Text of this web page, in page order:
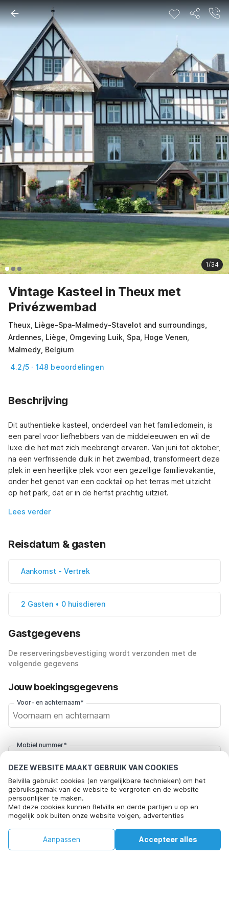
DEZE WEBSITE MAAKT GEBRUIK VAN COOKIES
Belvilla gebruikt cookies (en vergelijkbare technieken) om het
gebruiksgemak van de website te vergroten en de website
persoonlijker te maken.
Met deze cookies kunnen Belvilla en derde partijen u op en
mogelijk ook buiten onze website volgen, advertenties
social media.
Door op "accepteren" te klikken gaat u hiermee akkoord. Meer
informatie vind je in onscookiebeleid.
Accepteer alles
Aanpassen
1/34
Vintage Kasteel in Theux met
Privézwembad
Theux, Liège-Spa-Malmedy-Stavelot and surroundings,
Ardennes, Liège, Omgeving Luik, Spa, Hoge Venen,
Malmedy, Belgium
4.2/5 · 148 beoordelingen
Beschrijving
Dit authentieke kasteel, onderdeel van het familiedomein, is
een parel voor liefhebbers van de middeleeuwen en wil de
luxe die het met zich meebrengt ervaren. Van juni tot oktober,
na een verfrissende duik in het zwembad, transformeert deze
plek in een heerlijke plek voor een gezellige familievakantie,
onder het genot van een cocktail op het terras met uitzicht
op het park, dat er in de herfst prachtig uitziet.
Lees verder
Reisdatum & gasten
Aankomst - Vertrek
2 Gasten • 0 huisdieren
Gastgegevens
De reserveringsbevestiging wordt verzonden met de
volgende gegevens
Jouw boekingsgegevens
Voor- en achternaam*
Mobiel nummer*
E-mailadres*
kunt je in de toekomst op elk moment weer afmelden
€1202
+
Beschikbaarheid controleren